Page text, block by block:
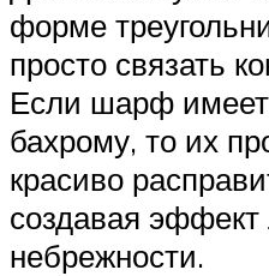
форме
просто связать
Если шарф имеет
бахрому, то их
красиво
создавая эффект
небрежности.